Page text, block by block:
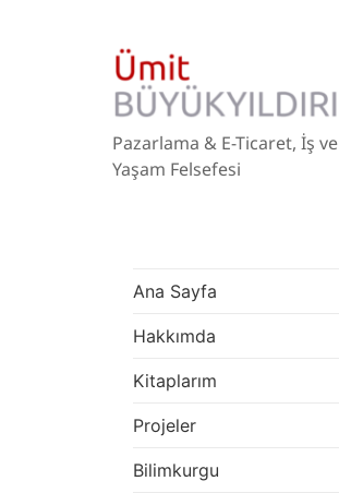
Pazarlama & E-Ticaret, İş ve
Yaşam Felsefesi
Ana Sayfa
Hakkımda
Kitaplarım
Projeler
Bilimkurgu